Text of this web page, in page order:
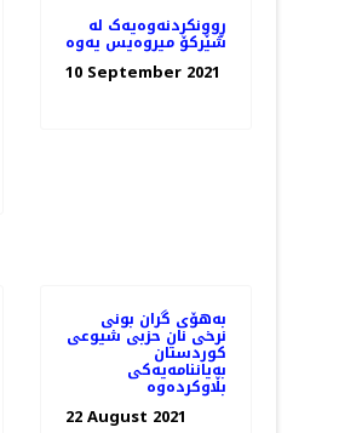
ڕوونکردنەوەیەک لە
شێركۆ میروەیس یەوە
10 September 2021
بەهۆی گران بونی
نرخی نان حزبی شیوعی
کوردستان
بەیاننامەیەکی
بڵاوکردەوە
22 August 2021